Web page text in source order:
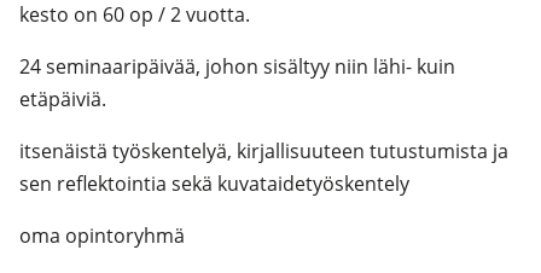
kesto on 60 op / 2 vuotta.
24 seminaaripäivää, johon sisältyy niin lähi- kuin
etäpäiviä.
itsenäistä työskentelyä, kirjallisuuteen tutustumista ja
sen reflektointia sekä kuvataidetyöskentely
oma opintoryhmä